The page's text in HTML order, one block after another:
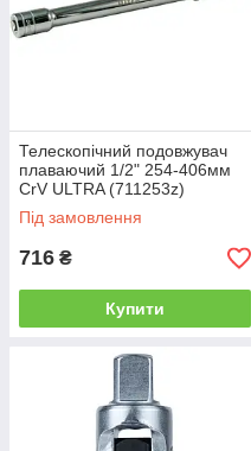
Телескопічний подовжувач
плаваючий 1/2" 254-406мм
CrV ULTRA (711253z)
Під замовлення
716 ₴
Купити